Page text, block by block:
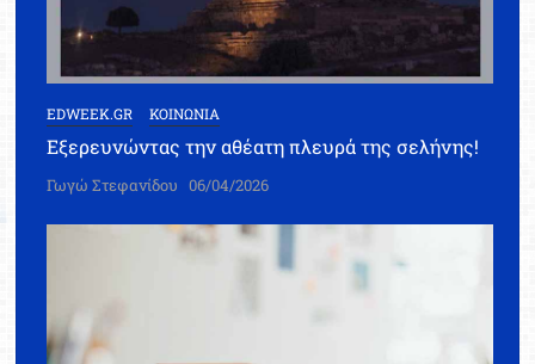
EDWEEK.GR ΚΟΙΝΩΝΙΑ
Εξερευνώντας την αθέατη πλευρά της σελήνης!
Γωγώ Στεφανίδου 06/04/2026